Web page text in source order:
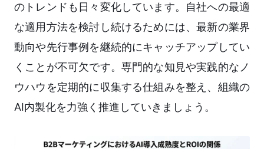
のトレンドも日々変化しています。自社への最適
な適用方法を検討し続けるためには、最新の業界
動向や先行事例を継続的にキャッチアップしてい
くことが不可欠です。専門的な知見や実践的なノ
ウハウを定期的に収集する仕組みを整え、組織の
AI内製化を力強く推進していきましょう。